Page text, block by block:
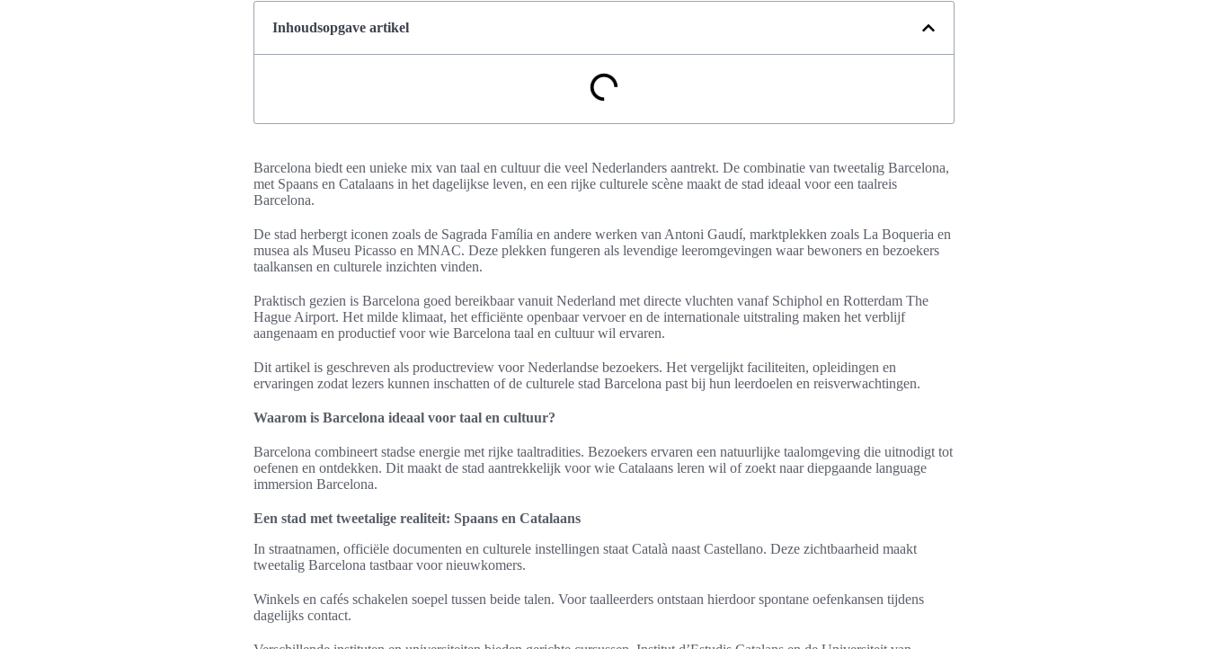
Inhoudsopgave artikel
Barcelona biedt een unieke mix van taal en cultuur die veel Nederlanders aantrekt. De combinatie van tweetalig Barcelona,
met Spaans en Catalaans in het dagelijkse leven, en een rijke culturele scène maakt de stad ideaal voor een taalreis
Barcelona.
De stad herbergt iconen zoals de Sagrada Família en andere werken van Antoni Gaudí, marktplekken zoals La Boqueria en
musea als Museu Picasso en MNAC. Deze plekken fungeren als levendige leeromgevingen waar bewoners en bezoekers
taalkansen en culturele inzichten vinden.
Praktisch gezien is Barcelona goed bereikbaar vanuit Nederland met directe vluchten vanaf Schiphol en Rotterdam The
Hague Airport. Het milde klimaat, het efficiënte openbaar vervoer en de internationale uitstraling maken het verblijf
aangenaam en productief voor wie Barcelona taal en cultuur wil ervaren.
Dit artikel is geschreven als productreview voor Nederlandse bezoekers. Het vergelijkt faciliteiten, opleidingen en
ervaringen zodat lezers kunnen inschatten of de culturele stad Barcelona past bij hun leerdoelen en reisverwachtingen.
Waarom is Barcelona ideaal voor taal en cultuur?
Barcelona combineert stadse energie met rijke taaltradities. Bezoekers ervaren een natuurlijke taalomgeving die uitnodigt tot
oefenen en ontdekken. Dit maakt de stad aantrekkelijk voor wie Catalaans leren wil of zoekt naar diepgaande language
immersion Barcelona.
Een stad met tweetalige realiteit: Spaans en Catalaans
In straatnamen, officiële documenten en culturele instellingen staat Català naast Castellano. Deze zichtbaarheid maakt
tweetalig Barcelona tastbaar voor nieuwkomers.
Winkels en cafés schakelen soepel tussen beide talen. Voor taalleerders ontstaan hierdoor spontane oefenkansen tijdens
dagelijks contact.